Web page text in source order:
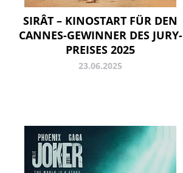
SIRÂT – KINOSTART FÜR DEN
CANNES-GEWINNER DES JURY-
PREISES 2025
23.06.2025